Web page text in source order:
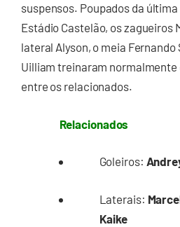
suspensos. Poupados da
Estádio Castelão, os zagueiros
lateral Alyson, o meia
Uilliam treinaram
entre os relacionados.
Relacionados
Goleiros:
Laterais:
Kaike